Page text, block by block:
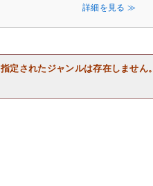
詳細を見る ≫
指定されたジャンルは存在しません。